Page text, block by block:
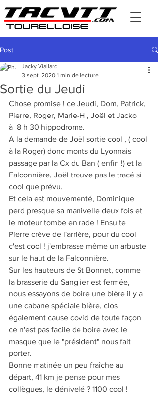
Post
Sortie du Jeudi
Jacky Viallard
3 sept. 2020 1 min de lecture
Chose promise ! ce Jeudi, Dom, Patrick,
Pierre, Roger, Marie-H , Joël et Jacko
à  8 h 30 hippodrome.
A la demande de Joël sortie cool , ( cool
à la Roger) donc monts du Lyonnais
passage par la Cx du Ban ( enfin !) et la
Falconnière, Joël trouve pas le tracé si
cool que prévu.
Et cela est mouvementé, Dominique
perd presque sa manivelle deux fois et
le moteur tombe en rade ! Ensuite
Pierre crève de l'arrière, pour du cool
c'est cool ! j'embrasse même un arbuste
sur le haut de la Falconnière.
Sur les hauteurs de St Bonnet, comme
la brasserie du Sanglier est fermée,
nous essayons de boire une bière il y a
une cabane spéciale bière, clos
également cause covid de toute façon
ce n'est pas facile de boire avec le
masque que le "président" nous fait
porter.
Bonne matinée un peu fraîche au
départ, 41 km je pense pour mes
collègues, le dénivelé ? 1100 cool !